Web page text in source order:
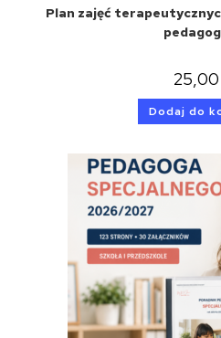
Plan zajęć
25,00
Dodaj do